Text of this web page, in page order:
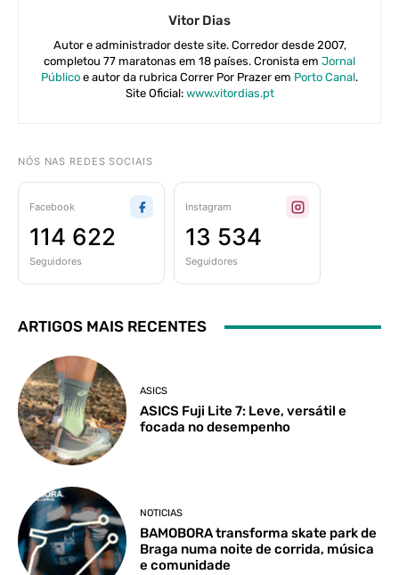
Vitor Dias
Autor e administrador deste site. Corredor desde 2007,
completou 77 maratonas em 18 países. Cronista em Jornal
Público e autor da rubrica Correr Por Prazer em Porto Canal.
Site Oficial: www.vitordias.pt
NÓS NAS REDES SOCIAIS
Facebook
114 622
Seguidores
Instagram
13 534
Seguidores
ARTIGOS MAIS RECENTES
ASICS
ASICS Fuji Lite 7: Leve, versátil e
focada no desempenho
NOTICIAS
BAMOBORA transforma skate park de
Braga numa noite de corrida, música
e comunidade